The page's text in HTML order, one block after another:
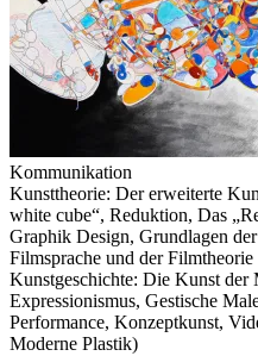
Kommunikation
Kunsttheorie: Der erweiterte
white cube“, Reduktion, Das
Graphik Design, Grundlagen
Filmsprache und der Filmtheorie
Kunstgeschichte: Die Kunst der
Expressionismus, Gestische
Performance, Konzeptkunst,
Moderne Plastik)